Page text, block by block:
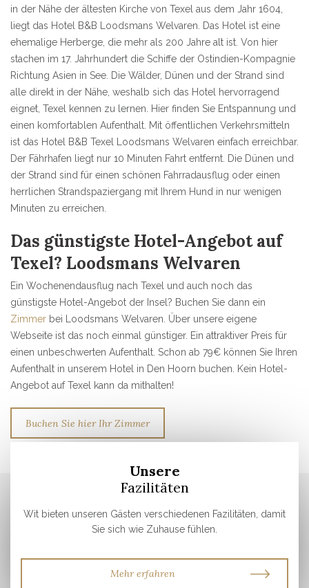
in der Nähe der ältesten Kirche von Texel aus dem Jahr 1604,
liegt das Hotel B&B Loodsmans Welvaren. Das Hotel ist eine
ehemalige Herberge, die mehr als 200 Jahre alt ist. Von hier
stachen im 17. Jahrhundert die Schiffe der Ostindien-Kompagnie
Richtung Asien in See. Die Wälder, Dünen und der Strand sind
alle direkt in der Nähe, weshalb sich das Hotel hervorragend
eignet, Texel kennen zu lernen. Hier finden Sie Entspannung und
einen komfortablen Aufenthalt. Mit öffentlichen Verkehrsmitteln
ist das Hotel B&B Texel Loodsmans Welvaren einfach erreichbar.
Der Fährhafen liegt nur 10 Minuten Fahrt entfernt. Die Dünen und
der Strand sind für einen schönen Fahrradausflug oder einen
herrlichen Strandspaziergang mit Ihrem Hund in nur wenigen
Minuten zu erreichen.
Das günstigste Hotel-Angebot auf
Texel? Loodsmans Welvaren
Ein Wochenendausflug nach Texel und auch noch das
günstigste Hotel-Angebot der Insel? Buchen Sie dann ein
Zimmer bei Loodsmans Welvaren. Über unsere eigene
Webseite ist das noch einmal günstiger. Ein attraktiver Preis für
einen unbeschwerten Aufenthalt. Schon ab 79€ können Sie Ihren
Aufenthalt in unserem Hotel in Den Hoorn buchen. Kein Hotel-
Angebot auf Texel kann da mithalten!
Buchen Sie hier Ihr Zimmer
Unsere
Fazilitäten
Wit bieten unseren Gästen verschiedenen Fazilitäten, damit
Sie sich wie Zuhause fühlen.
Mehr erfahren